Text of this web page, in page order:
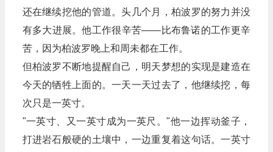
还在继续挖他的管道。头几个月，柏波罗的努力并没
有多大进展。他工作很辛苦——比布鲁诺的工作更辛
苦，因为柏波罗晚上和周未都在工作。
但柏波罗不断地提醒自己，明天梦想的实现是建造在
今天的牺牲上面的。一天一天过去了，他继续挖，每
次只是一英寸。
"一英寸、又一英寸成为一英尺。"他一边挥动釜子，
打进岩石般硬的土壤中，一边重复着这句话。一英寸